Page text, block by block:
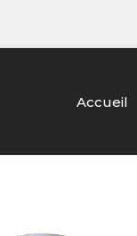
Accueil